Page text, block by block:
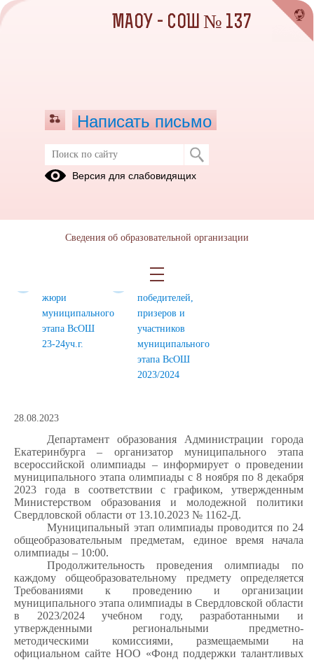
Муниципальный этап
прошлых
жюри
муниципального
этапа ВсОШ
23-24уч.г.
Рейтинги
победителей,
призеров и
участников
муниципального
этапа ВсОШ
2023/2024
28.08.2023
Департамент образования Администрации города
Екатеринбурга – организатор муниципального этапа
всероссийской олимпиады – информирует о проведении
муниципального этапа олимпиады с 8 ноября по 8 декабря
2023 года в соответствии с графиком, утвержденным
Министерством образования и молодежной политики
Свердловской области от 13.10.2023 № 1162-Д.
Муниципальный этап олимпиады проводится по 24
общеобразовательным предметам, единое время начала
олимпиады – 10:00.
Продолжительность проведения олимпиады по
каждому общеобразовательному предмету определяется
Требованиями к проведению и организации
муниципального этапа олимпиады в Свердловской области
в 2023/2024 учебном году, разработанными и
утвержденными региональными предметно-
методическими комиссиями, размещаемыми на
официальном сайте НОО «Фонд поддержки талантливых
МАОУ - СОШ № 137
Написать письмо
Версия для слабовидящих
Сведения об образовательной организации